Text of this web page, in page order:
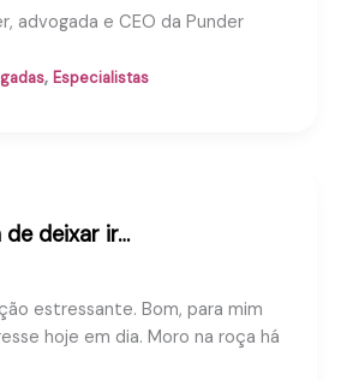
advogada e CEO da Punder
, Especialistas
deixar ir…
estressante. Bom, para mim
hoje em dia. Moro na roça há